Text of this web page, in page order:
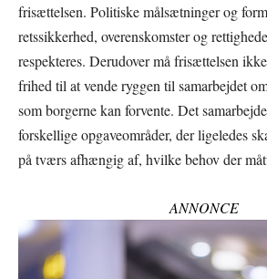
frisættelsen. Politiske målsætninger og
retssikkerhed, overenskomster og
respekteres. Derudover må frisættelsen
frihed til at vende ryggen til samarbejdet
som borgerne kan forvente. Det
forskellige opgaveområder, der ligeledes
på tværs afhængig af, hvilke behov der
ANNONCE